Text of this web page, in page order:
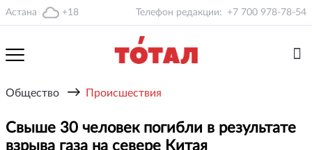
Астана +18 Телефон редакции: +7 700 978-78-54
Общество → Происшествия
Свыше 30 человек погибли в результате
взрыва газа на севере Китая